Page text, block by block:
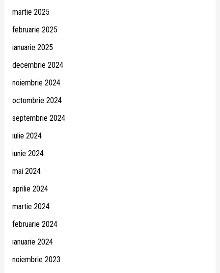
martie 2025
februarie 2025
ianuarie 2025
decembrie 2024
noiembrie 2024
octombrie 2024
septembrie 2024
iulie 2024
iunie 2024
mai 2024
aprilie 2024
martie 2024
februarie 2024
ianuarie 2024
noiembrie 2023